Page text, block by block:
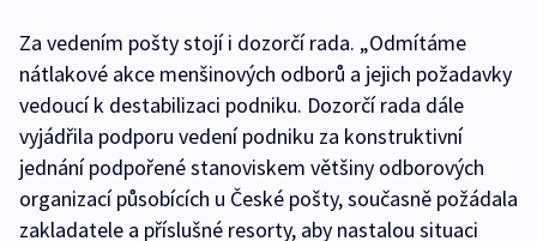
Za vedením pošty stojí i dozorčí rada. „Odmítáme
nátlakové akce menšinových odborů a jejich požadavky
vedoucí k destabilizaci podniku. Dozorčí rada dále
vyjádřila podporu vedení podniku za konstruktivní
jednání podpořené stanoviskem většiny odborových
organizací působících u České pošty, současně požádala
zakladatele a příslušné resorty, aby nastalou situaci